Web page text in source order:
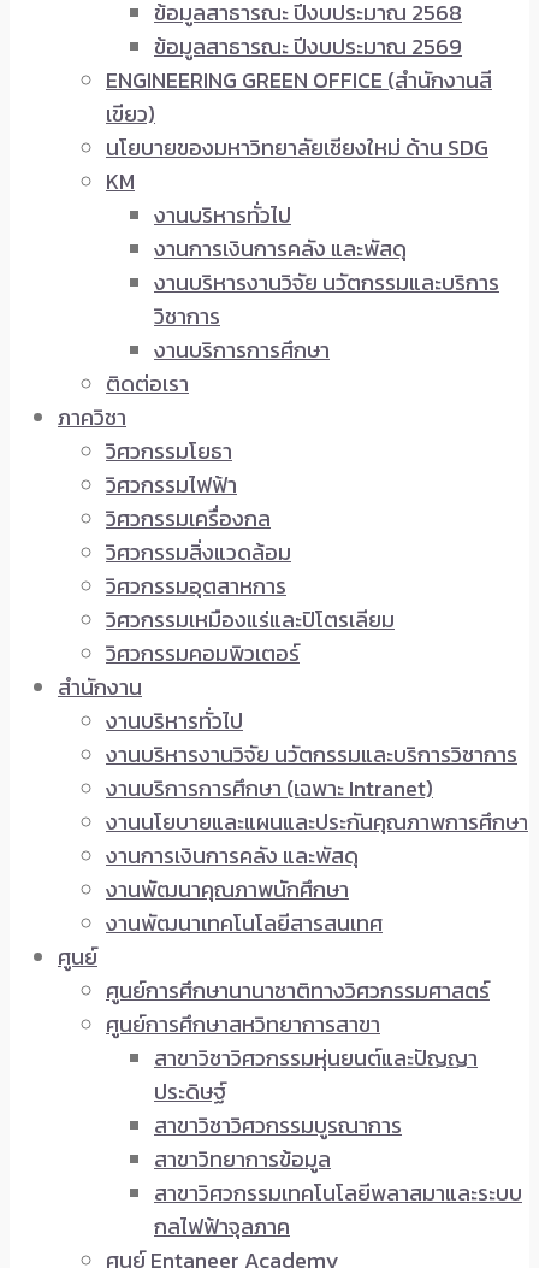
ข้อมูลสาธารณะ ปีงบประมาณ 2568
ข้อมูลสาธารณะ ปีงบประมาณ 2569
ENGINEERING GREEN OFFICE (สำนักงานสี
เขียว)
นโยบายของมหาวิทยาลัยเชียงใหม่ ด้าน SDG
KM
งานบริหารทั่วไป
งานการเงินการคลัง และพัสดุ
งานบริหารงานวิจัย นวัตกรรมและบริการ
วิชาการ
งานบริการการศึกษา
ติดต่อเรา
ภาควิชา
วิศวกรรมโยธา
วิศวกรรมไฟฟ้า
วิศวกรรมเครื่องกล
วิศวกรรมสิ่งแวดล้อม
วิศวกรรมอุตสาหการ
วิศวกรรมเหมืองแร่และปิโตรเลียม
วิศวกรรมคอมพิวเตอร์
สำนักงาน
งานบริหารทั่วไป
งานบริหารงานวิจัย นวัตกรรมและบริการวิชาการ
งานบริการการศึกษา (เฉพาะ Intranet)
งานนโยบายและแผนและประกันคุณภาพการศึกษา
งานการเงินการคลัง และพัสดุ
งานพัฒนาคุณภาพนักศึกษา
งานพัฒนาเทคโนโลยีสารสนเทศ
ศูนย์
ศูนย์การศึกษานานาชาติทางวิศวกรรมศาสตร์
ศูนย์การศึกษาสหวิทยาการสาขา
สาขาวิชาวิศวกรรมหุ่นยนต์และปัญญา
ประดิษฐ์
สาขาวิชาวิศวกรรมบูรณาการ
สาขาวิทยาการข้อมูล
สาขาวิศวกรรมเทคโนโลยีพลาสมาและระบบ
กลไฟฟ้าจุลภาค
ศูนย์ Entaneer Academy